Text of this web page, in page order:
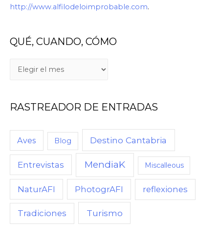
http://www.alfilodeloimprobable.com.
QUÉ, CUANDO, CÓMO
A
D
RASTREADOR DE ENTRADAS
Aves Blog Destino Cantabria
Entrevistas MendiaK Miscalleous
NaturAFI PhotogrAFI reflexiones
Tradiciones Turismo